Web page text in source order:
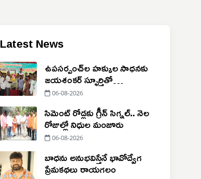
Latest News
ఉపసర్పంచ్‌ల హక్కుల సాధనకు
జయశంకర్ స్ఫూర్తితో
ఉద్యమించాలి
06-08-2026
సిమెంట్ రోడ్లకు గ్రీన్ సిగ్నల్.. నెల
రోజుల్లో నిధుల మంజూరు
06-08-2026
బాధను అనుభవిస్తేనే భావోద్వేగ
ప్రేమకథలు రాయగలం